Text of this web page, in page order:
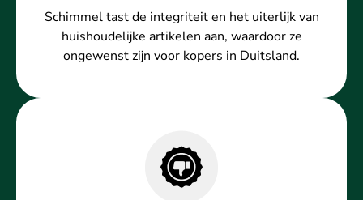
Schimmel tast de integriteit en het uiterlijk van
huishoudelijke artikelen aan, waardoor ze
ongewenst zijn voor kopers in Duitsland.